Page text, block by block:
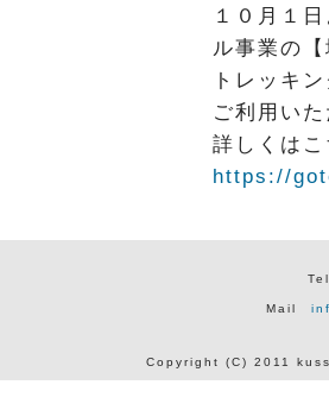
１０月１
ル事業の
トレッキ
ご利用い
詳しくは
https://
Mail
Copyright (C) 2011